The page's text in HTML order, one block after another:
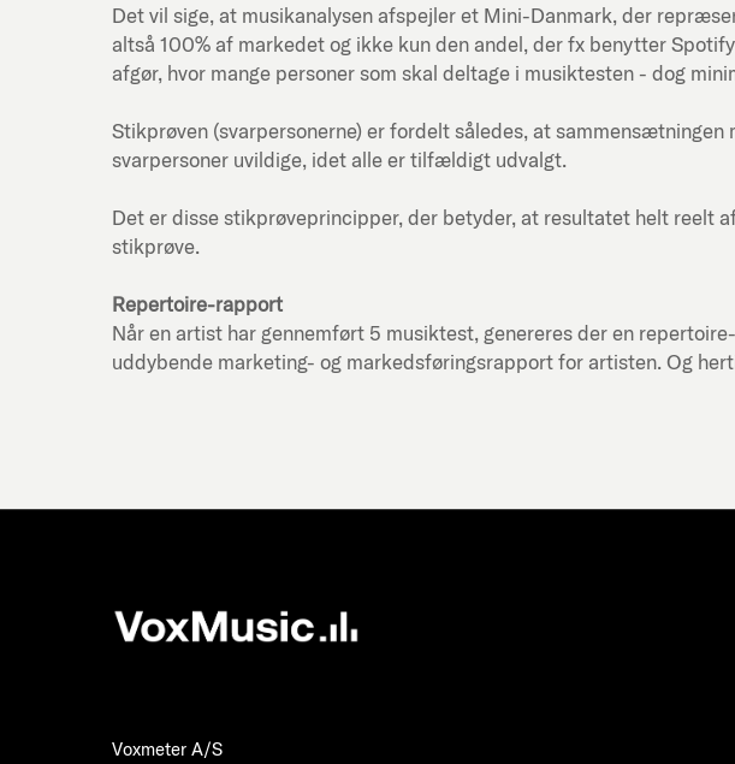
Det vil sige, at musikanalysen afspejler et Mini-Danmark, der
altså 100% af markedet og ikke kun den andel, der fx benytter
afgør, hvor mange personer som skal deltage i musiktesten - dog
Stikprøven (svarpersonerne) er fordelt således, at
svarpersoner uvildige, idet alle er tilfældigt udvalgt.
Det er disse stikprøveprincipper, der betyder, at resultatet helt reelt
stikprøve.
Repertoire-rapport
Når en artist har gennemført 5 musiktest, genereres der en
uddybende marketing- og markedsføringsrapport for artisten. Og
Voxmeter A/S